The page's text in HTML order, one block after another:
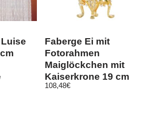
Faberge Ei mit
Fotorahmen
Maiglöckchen mit
Kaiserkrone 19 cm
rosa
108,48€